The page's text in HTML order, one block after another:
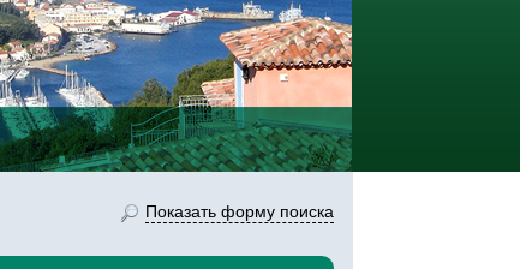
Показать форму поиска